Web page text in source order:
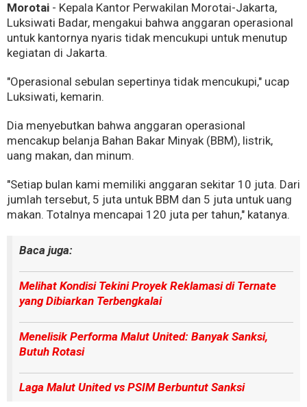
Morotai - Kepala Kantor Perwakilan Morotai-Jakarta,
Luksiwati Badar, mengakui bahwa anggaran operasional
untuk kantornya nyaris tidak mencukupi untuk menutup
kegiatan di Jakarta.
"Operasional sebulan sepertinya tidak mencukupi," ucap
Luksiwati, kemarin.
Dia menyebutkan bahwa anggaran operasional
mencakup belanja Bahan Bakar Minyak (BBM), listrik,
uang makan, dan minum.
"Setiap bulan kami memiliki anggaran sekitar 10 juta. Dari
jumlah tersebut, 5 juta untuk BBM dan 5 juta untuk uang
makan. Totalnya mencapai 120 juta per tahun," katanya.
Baca juga:
Melihat Kondisi Tekini Proyek Reklamasi di Ternate
yang Dibiarkan Terbengkalai
Menelisik Performa Malut United: Banyak Sanksi,
Butuh Rotasi
Laga Malut United vs PSIM Berbuntut Sanksi